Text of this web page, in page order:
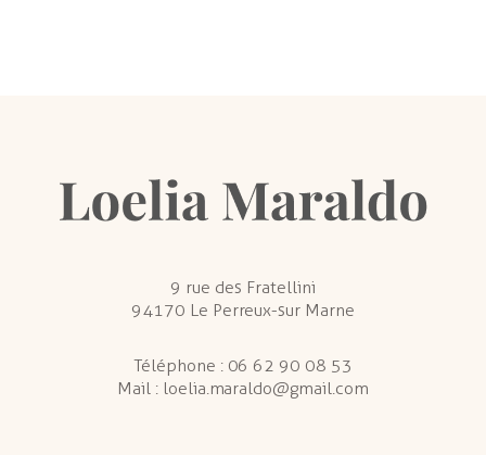
9 rue des Fratellini
94170 Le Perreux-sur Marne
Téléphone : 06 62 90 08 53
Mail : loelia.maraldo@gmail.com